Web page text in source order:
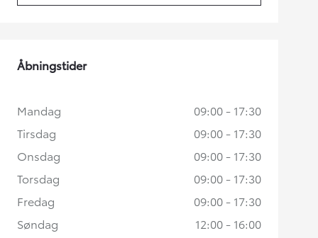
Åbningstider
Mandag
09:00 - 17:30
Tirsdag
09:00 - 17:30
Onsdag
09:00 - 17:30
Torsdag
09:00 - 17:30
Fredag
09:00 - 17:30
Søndag
12:00 - 16:00